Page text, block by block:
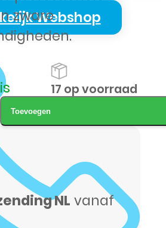
Webshop
zware
Toevoegen
17 op voorraad
NL vanaf